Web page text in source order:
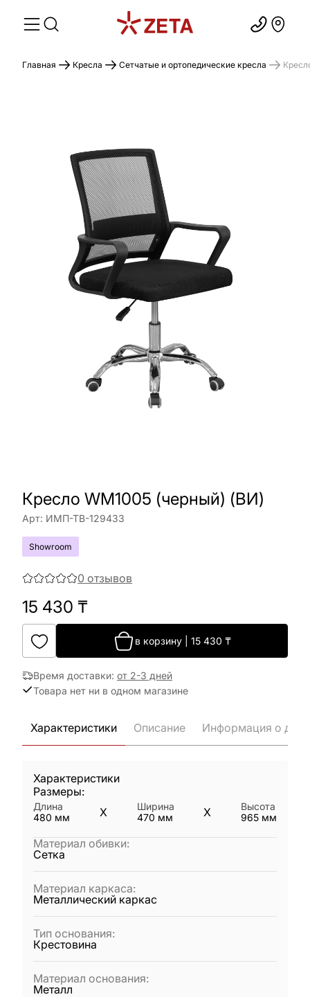
Главная Кресла Сетчатые и ортопедические кресла
Кресло WM1005 (черный) (ВИ)
Арт: ИМП-ТВ-129433
Showroom
0 отзывов
15 430 ₸
в корзину 15 430 ₸
Время доставки: от 2-3 дней
Товара нет ни в одном магазине
Характеристики Описание Информация о
Характеристики
Размеры:
Длина
480 мм X
Ширина
470 мм X
Высота
965 мм
Материал обивки:
Сетка
Материал каркаса:
Металлический каркас
Тип основания:
Крестовина
Материал основания:
Металл